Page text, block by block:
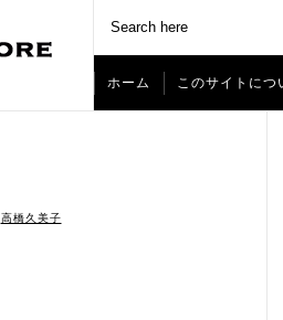
ホーム このサイトにつ
高橋久美子